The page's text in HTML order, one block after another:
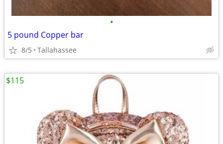
•
5 pound Copper bar
8/5 Tallahassee
$115